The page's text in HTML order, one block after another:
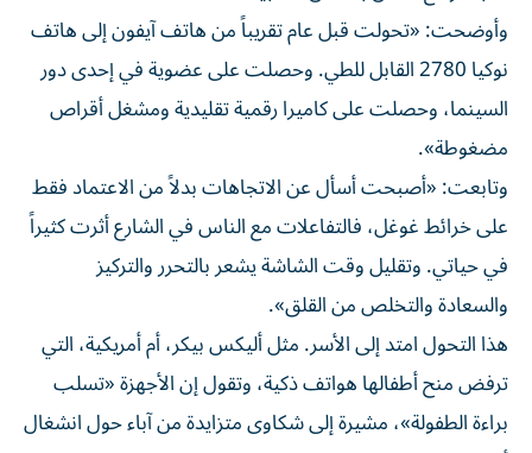
وأوضحت: «تحولت قبل عام تقريباً من هاتف آيفون إلى هاتف
نوكيا 2780 القابل للطي. وحصلت على عضوية في إحدى دور
السينما، وحصلت على كاميرا رقمية تقليدية ومشغل أقراص
مضغوطة».
وتابعت: «أصبحت أسأل عن الاتجاهات بدلاً من الاعتماد فقط
على خرائط غوغل، فالتفاعلات مع الناس في الشارع أثرت كثيراً
في حياتي. وتقليل وقت الشاشة يشعر بالتحرر والتركيز
والسعادة والتخلص من القلق».
هذا التحول امتد إلى الأسر. مثل أليكس بيكر، أم أمريكية، التي
ترفض منح أطفالها هواتف ذكية، وتقول إن الأجهزة «تسلب
براءة الطفولة»، مشيرة إلى شكاوى متزايدة من آباء حول انشغال